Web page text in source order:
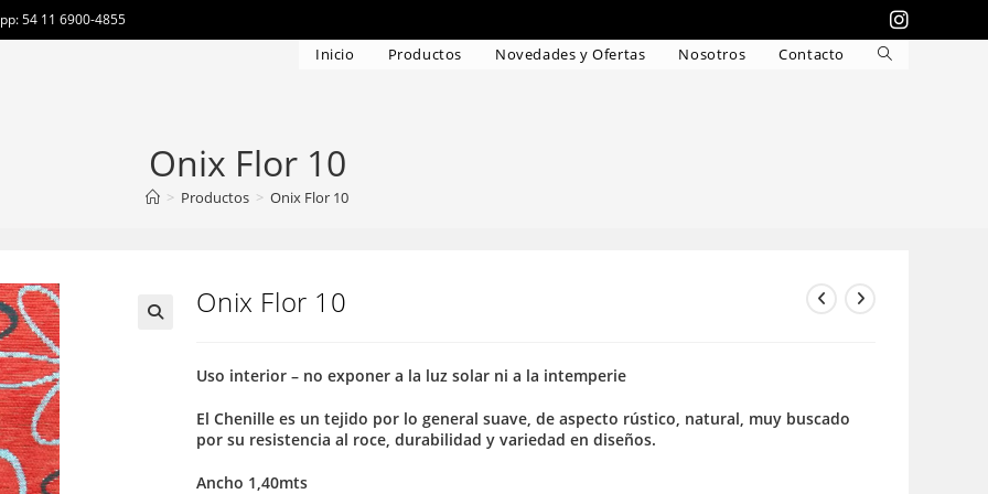
54 11 6900-4855
Inicio Productos Novedades y Ofertas Nosotros Contacto
Alternar
Onix Flor 10
> Productos > Onix Flor 10
Onix Flor 10
Uso interior – no exponer a la luz solar ni a la intemperie
El Chenille es un tejido por lo general suave, de aspecto rústico, natural, muy buscado
por su resistencia al roce, durabilidad y variedad en diseños.
Ancho 1,40mts